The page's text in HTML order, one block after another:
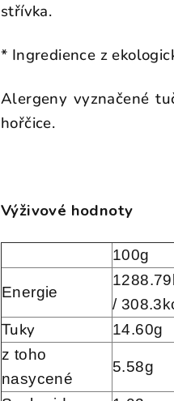
střívka.
* Ingredience z
Alergeny vyznačené
hořčice.
Výživové hodnoty
100g
Energie
/
Tuky 14.60g
z toho
nasycené
5.58g